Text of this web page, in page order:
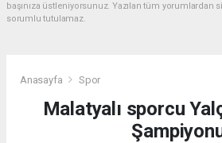
başınıza üstleniyorsunuz. Yazılan tüm
sorumlu tutulamaz.
Anasayfa Spor
Malatyalı sporcu